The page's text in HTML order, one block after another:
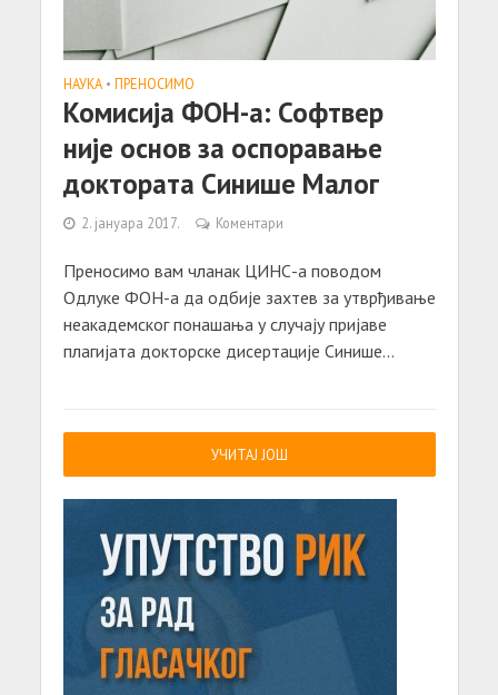
НАУКА • ПРЕНОСИМО
Комисија ФОН-а: Софтвер
није основ за оспоравање
доктората Синише Малог
2. јануара 2017. Коментари
Преносимо вам чланак ЦИНС-а поводом
Одлуке ФОН-а да одбије захтев за утврђивање
неакадемског понашања у случају пријаве
плагијата докторске дисертације Синише...
УЧИТАЈ ЈОШ